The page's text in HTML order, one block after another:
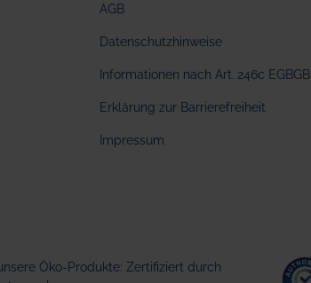
AGB
Datenschutzhinweise
Informationen nach Art. 246c EGBGB
Erklärung zur Barrierefreiheit
Impressum
Öko-Produkte: Zertifiziert durch